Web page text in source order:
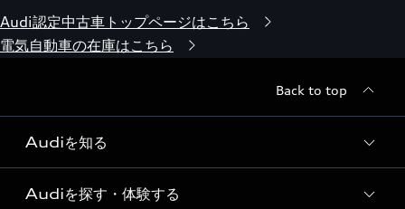
Audi認定中古車トップページはこちら
電気自動車の在庫はこちら
Back to top
Audiを知る
Audi ブランド
Audiを探す・体験する